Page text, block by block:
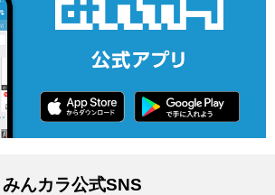
みんカラ公式SNS